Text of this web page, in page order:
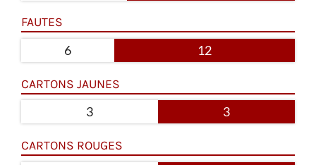
FAUTES
6 12
CARTONS JAUNES
3 3
CARTONS ROUGES